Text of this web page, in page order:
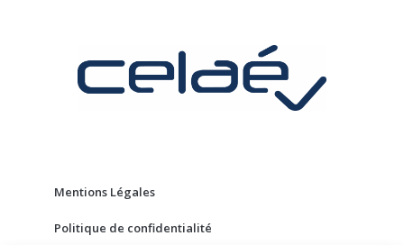
Mentions Légales
Politique de confidentialité